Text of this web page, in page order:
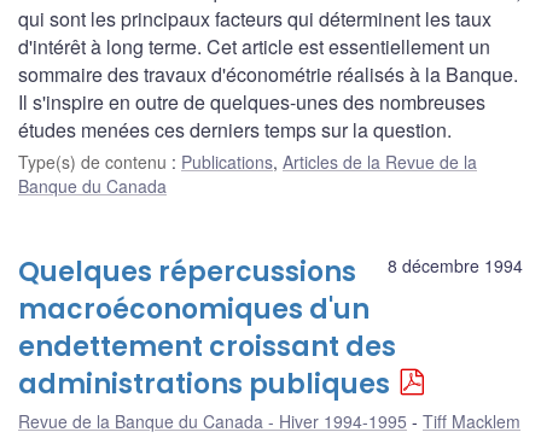
qui sont les principaux facteurs qui déterminent les taux
d'intérêt à long terme. Cet article est essentiellement un
sommaire des travaux d'économétrie réalisés à la Banque.
Il s'inspire en outre de quelques-unes des nombreuses
études menées ces derniers temps sur la question.
Type(s) de contenu : Publications, Articles de la Revue de la
Banque du Canada
8 décembre 1994
Quelques répercussions
macroéconomiques d'un
endettement croissant des
administrations publiques
Revue de la Banque du Canada - Hiver 1994-1995 Tiff Macklem